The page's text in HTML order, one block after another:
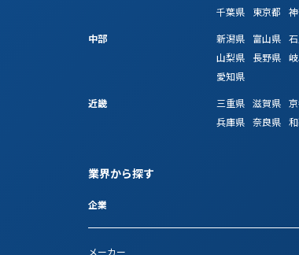
千葉県
東京都
中部
新潟県 富山県
山梨県
長野県
愛知県
近畿
三重県 滋賀県
兵庫県 奈良県
業界から探す
企業
メーカー